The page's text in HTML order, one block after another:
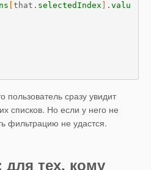
that. selectedIndex . valu
пользователь сразу увидит
списков. Но если у него не
фильтрацию не удастся.
тех, кому